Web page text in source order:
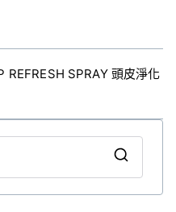
SPRAY 頭皮淨化
e
a